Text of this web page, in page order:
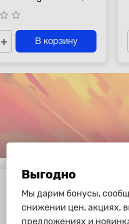
star_border star_border
+ В корзину
Выгодно
Мы дарим бонусы,
снижении цен, акциях,
предложениях и